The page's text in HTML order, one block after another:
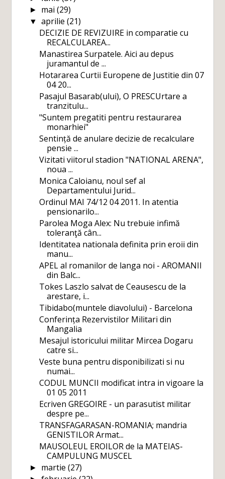
► mai (29)
▼ aprilie (21)
DECIZIE DE REVIZUIRE in comparatie cu
RECALCULAREA...
Manastirea Surpatele. Aici au depus
juramantul de ...
Hotararea Curtii Europene de Justitie din 07
04 20...
Pasajul Basarab(ului), O PRESCUrtare a
tranzitulu...
"Suntem pregatiti pentru restaurarea
monarhiei"
Sentință de anulare decizie de recalculare
pensie ...
Vizitati viitorul stadion "NATIONAL ARENA",
noua ...
Monica Caloianu, noul sef al
Departamentului Jurid...
Ordinul MAI 74/12 04 2011. In atentia
pensionarilo...
Parolea Moga Alex: Nu trebuie infimă
toleranţă cân...
Identitatea nationala definita prin eroii din
manu...
APEL al romanilor de langa noi - AROMANII
din Balc...
Tokes Laszlo salvat de Ceausescu de la
arestare, i...
Tibidabo(muntele diavolului) - Barcelona
Conferința Rezervistilor Militari din
Mangalia
Mesajul istoricului militar Mircea Dogaru
catre si...
Veste buna pentru disponibilizati si nu
numai...
CODUL MUNCII modificat intra in vigoare la
01 05 2011
Ecriven GREGOIRE - un parasutist militar
despre pe...
TRANSFAGARASAN-ROMANIA; mandria
GENISTILOR Armat...
MAUSOLEUL EROILOR de la MATEIAS-
CAMPULUNG MUSCEL
► martie (27)